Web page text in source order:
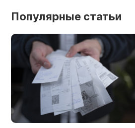
Популярные статьи